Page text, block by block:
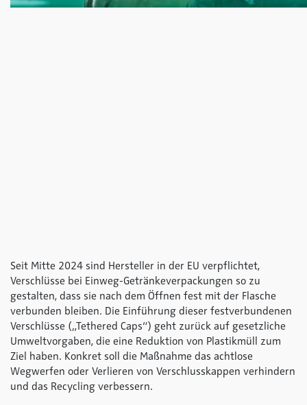
Seit Mitte 2024 sind Hersteller in der EU verpflichtet,
Verschlüsse bei Einweg-Getränkeverpackungen so zu
gestalten, dass sie nach dem Öffnen fest mit der Flasche
verbunden bleiben. Die Einführung dieser festverbundenen
Verschlüsse („Tethered Caps“) geht zurück auf gesetzliche
Umweltvorgaben, die eine Reduktion von Plastikmüll zum
Ziel haben. Konkret soll die Maßnahme das achtlose
Wegwerfen oder Verlieren von Verschlusskappen verhindern
und das Recycling verbessern.